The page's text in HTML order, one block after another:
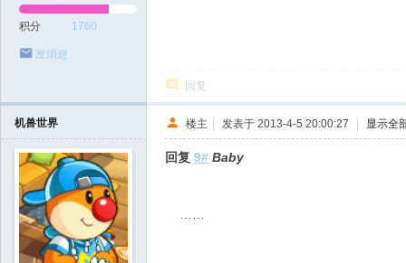
积分 1760
发消息
回复
机兽世界 楼主 | 发表于 2013-4-5 20:00:27 | 显示全
回复 9# Baby